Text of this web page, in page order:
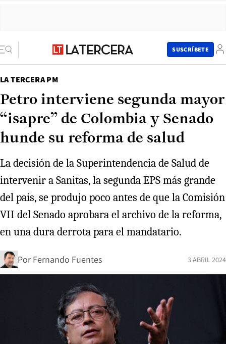
SUSCRÍBETE
LA TERCERA PM
Petro interviene segunda mayor
“isapre” de Colombia y Senado
hunde su reforma de salud
La decisión de la Superintendencia de Salud de
intervenir a Sanitas, la segunda EPS más grande
del país, se produjo poco antes de que la Comisión
VII del Senado aprobara el archivo de la reforma,
en una dura derrota para el mandatario.
Por Fernando Fuentes 3 ABRIL 2024